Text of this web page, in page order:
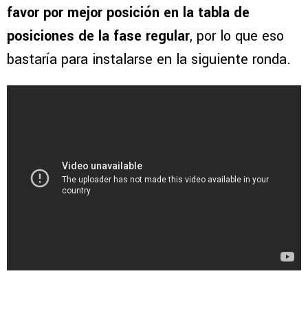
favor por mejor posición en la tabla de
posiciones de la fase regular, por lo que eso
bastaría para instalarse en la siguiente ronda.